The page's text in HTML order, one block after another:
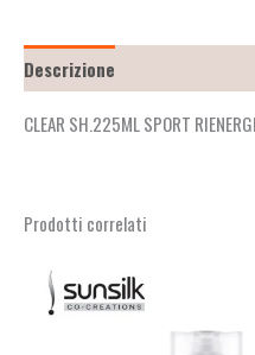
Descrizione
CLEAR SH.225ML SPORT
Prodotti correlati